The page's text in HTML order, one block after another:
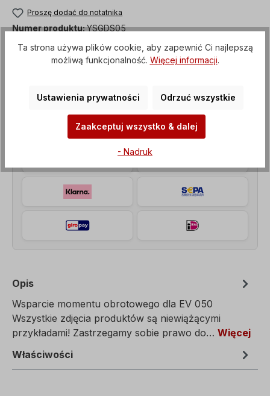
Proszę dodać do notatnika
Numer produktu:YSGDS05
custom_versandArtykuł + opakowanie
Opis
Wsparcie momentu obrotowego dla EV 050
Wszystkie zdjęcia produktów są niewiążącymi
przykładami! Zastrzegamy sobie prawo do… Więcej
Właściwości
Ta strona używa plików cookie, aby zapewnić Ci najlepszą
możliwą funkcjonalność. Więcej informacji.
Ustawienia prywatności Odrzuć wszystkie
Zaakceptuj wszystko & dalej
- Nadruk